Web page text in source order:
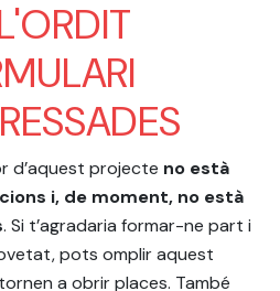
d’aquest projecte no està
i, de moment, no està
. Si t’agradaria formar-ne part i
pots omplir aquest
a obrir places. També